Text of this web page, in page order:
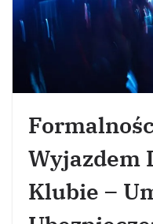
Wyjazdem
Klubie –